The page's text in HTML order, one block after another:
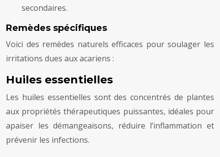
secondaires.
Remèdes spécifiques
Voici des remèdes naturels efficaces pour soulager les
irritations dues aux acariens :
Huiles essentielles
Les huiles essentielles sont des concentrés de plantes
aux propriétés thérapeutiques puissantes, idéales pour
apaiser les démangeaisons, réduire l’inflammation et
prévenir les infections.